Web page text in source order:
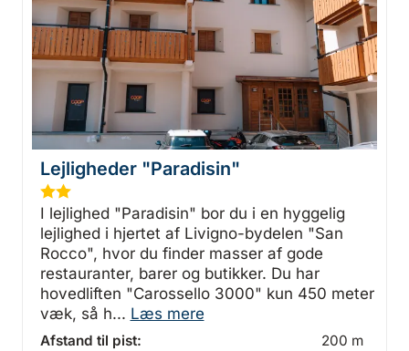
Lejligheder "Paradisin"
★★
I lejlighed "Paradisin" bor du i en hyggelig
lejlighed i hjertet af Livigno-bydelen "San
Rocco", hvor du finder masser af gode
restauranter, barer og butikker. Du har
hovedliften "Carossello 3000" kun 450 meter
væk, så h... Læs mere
Afstand til pist:
200 m